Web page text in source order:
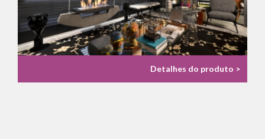
Detalhes do produto >